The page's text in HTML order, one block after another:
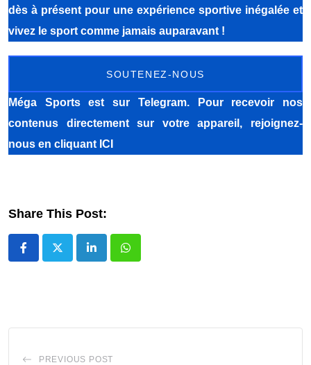
dès à présent pour une expérience sportive inégalée et
vivez le sport comme jamais auparavant !
SOUTENEZ-NOUS
Méga Sportsest sur Telegram. Pour recevoir nos
contenus directement sur votre appareil, rejoignez-
nous en cliquant ICI
Share This Post:
LinkedInWhatsapp
PREVIOUS POST